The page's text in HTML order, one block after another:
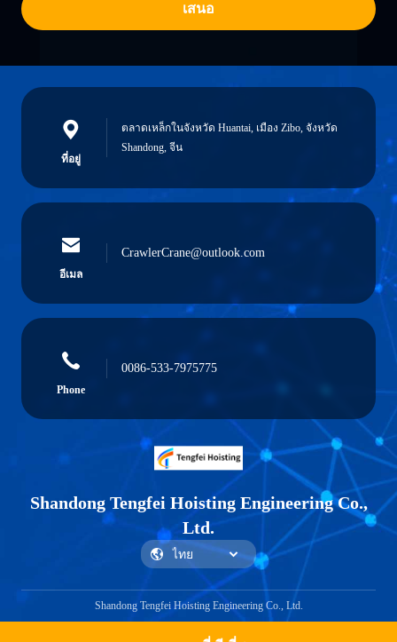
เสนอ
ที่อยู่
ตลาดเหล็กในจังหวัด Huantai, เมือง Zibo, จังหวัด
Shandong, จีน
อีเมล
CrawlerCrane@outlook.com
Phone
0086-533-7975775
Shandong Tengfei Hoisting Engineering Co.,
Ltd.
Shandong Tengfei Hoisting Engineering Co., Ltd.